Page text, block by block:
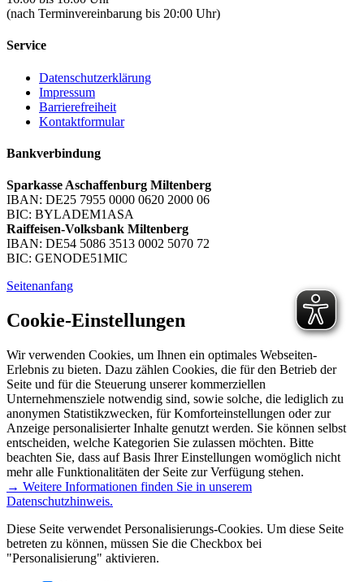
(nach Terminvereinbarung bis 20:00 Uhr)
Service
Datenschutzerklärung
Impressum
Barrierefreiheit
Kontaktformular
Bankverbindung
Sparkasse Aschaffenburg Miltenberg
IBAN: DE25 7955 0000 0620 2000 06
BIC: BYLADEM1ASA
Raiffeisen-Volksbank Miltenberg
IBAN: DE54 5086 3513 0002 5070 72
BIC: GENODE51MIC
Seitenanfang
Cookie-Einstellungen
Wir verwenden Cookies, um Ihnen ein optimales Webseiten-
Erlebnis zu bieten. Dazu zählen Cookies, die für den Betrieb der
Seite und für die Steuerung unserer kommerziellen
Unternehmensziele notwendig sind, sowie solche, die lediglich zu
anonymen Statistikzwecken, für Komforteinstellungen oder zur
Anzeige personalisierter Inhalte genutzt werden. Sie können selbst
entscheiden, welche Kategorien Sie zulassen möchten. Bitte
beachten Sie, dass auf Basis Ihrer Einstellungen womöglich nicht
mehr alle Funktionalitäten der Seite zur Verfügung stehen.
→ Weitere Informationen finden Sie in unserem
Datenschutzhinweis.
Diese Seite verwendet Personalisierungs-Cookies. Um diese Seite
betreten zu können, müssen Sie die Checkbox bei
"Personalisierung" aktivieren.